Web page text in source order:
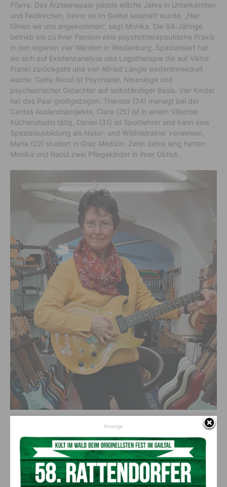
Pfarre. Das Ärzteehepaar jobbte etliche Jahre in Unterkärnten
und Feldkirchen, bevor es im Gailtal sesshaft wurde. „Hier
fühlen wir uns angekommen“, sagt Monika. Die 64-Jährige
betrieb bis zu ihrer Pension eine psychotherapeutische Praxis
in den eigenen vier Wänden in Weidenburg. Spezialisiert hat
sie sich auf Existenzanalyse und Logotherapie die auf Viktor
Frankl zurückgeht und von Alfried Längle weiterentwickelt
wurde. Gatte Raoul ist Psychiater, Neurologe und
psychiatrischer Gutachter auf selbständiger Basis. Vier Kinder
hat das Paar großgezogen. Theresa (34) managt bei der
Caritas Auslandsprojekte, Clara (25) ist in einem Villacher
Küchenstudio tätig, Daniel (31) ist Sportlehrer und kann eine
Spezialausbildung als Natur- und Wildnistrainer vorweisen,
Maria (22) studiert in Graz Medizin. Zehn Jahre lang hatten
Monika und Raoul zwei Pflegekinder in ihrer Obhut.
Bergwelt und Musik im
Mittelpunkt
Anzeige